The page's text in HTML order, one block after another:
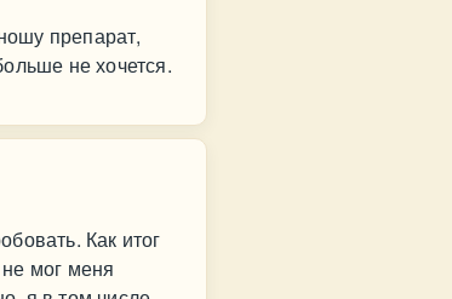
препарат,
не хочется.
Как итог
мог меня